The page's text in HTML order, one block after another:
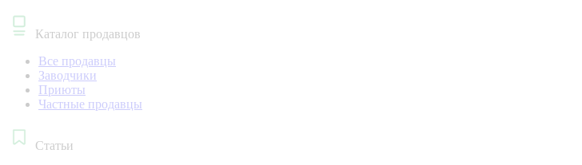
Каталог продавцов
Все продавцы
Заводчики
Приюты
Частные продавцы
Статьи